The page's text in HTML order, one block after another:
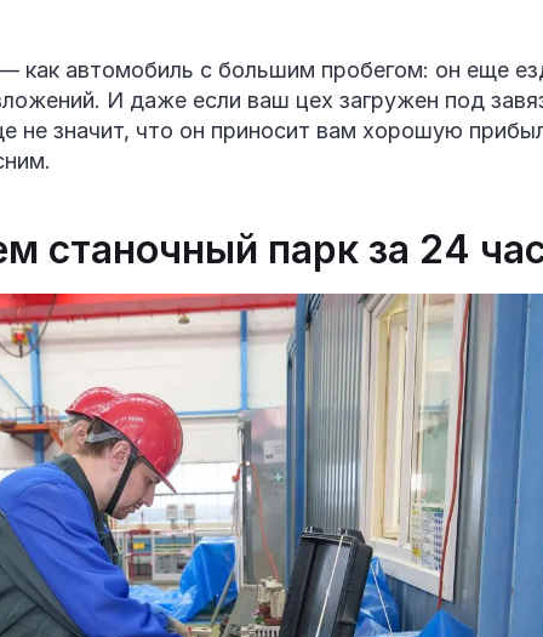
как автомобиль с большим пробегом: он еще
И даже если ваш цех загружен под
не значит, что он приносит вам хорошую
станочный парк за 24